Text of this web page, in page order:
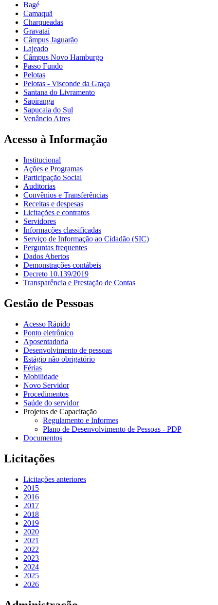
Bagé
Camaquã
Charqueadas
Gravataí
Câmpus Jaguarão
Lajeado
Câmpus Novo Hamburgo
Passo Fundo
Pelotas
Pelotas - Visconde da Graça
Santana do Livramento
Sapiranga
Sapucaia do Sul
Venâncio Aires
Acesso à Informação
Institucional
Ações e Programas
Participação Social
Auditorias
Convênios e Transferências
Receitas e despesas
Licitações e contratos
Servidores
Informações classificadas
Serviço de Informação ao Cidadão (SIC)
Perguntas frequentes
Dados Abertos
Demonstrações contábeis
Decreto 10.139/2019
Transparência e Prestação de Contas
Gestão de Pessoas
Acesso Rápido
Ponto eletrônico
Aposentadoria
Desenvolvimento de pessoas
Estágio não obrigatório
Férias
Mobilidade
Novo Servidor
Procedimentos
Saúde do servidor
Projetos de Capacitação
Regulamento e Informes
Plano de Desenvolvimento de Pessoas - PDP
Documentos
Licitações
Licitações anteriores
2015
2016
2017
2018
2019
2020
2021
2022
2023
2024
2025
2026